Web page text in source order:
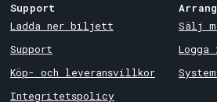
Support
Ladda ner biljett
Support
Köp- och leveransvillkor
Integritetspolicy
Sälj
Logga